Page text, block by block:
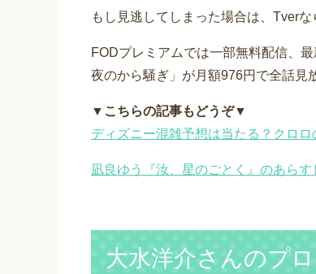
もし見逃してしまった場合は、Tver
FODプレミアムでは一部無料配信、
夜のから騒ぎ」が月額976円で全話見
▼こちらの記事もどうぞ▼
ディズニー混雑予想は当たる？クロ
凪良ゆう『汝、星のごとく』のあらす
大水洋介さんのプ